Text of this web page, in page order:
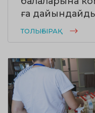
ға
ТОЛЫҒЫРАҚ